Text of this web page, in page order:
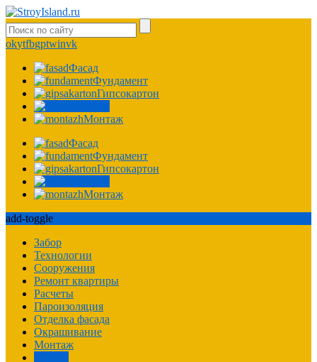
okytfbgptwinvk
Фасад
Фундамент
Гипсокартон
Монтаж
Фасад
Фундамент
Гипсокартон
Монтаж
add-toggle
Забор
Технологии
Сооружения
Ремонт квартиры
Расчеты
Пароизоляция
Отделка фасада
Окрашивание
Монтаж